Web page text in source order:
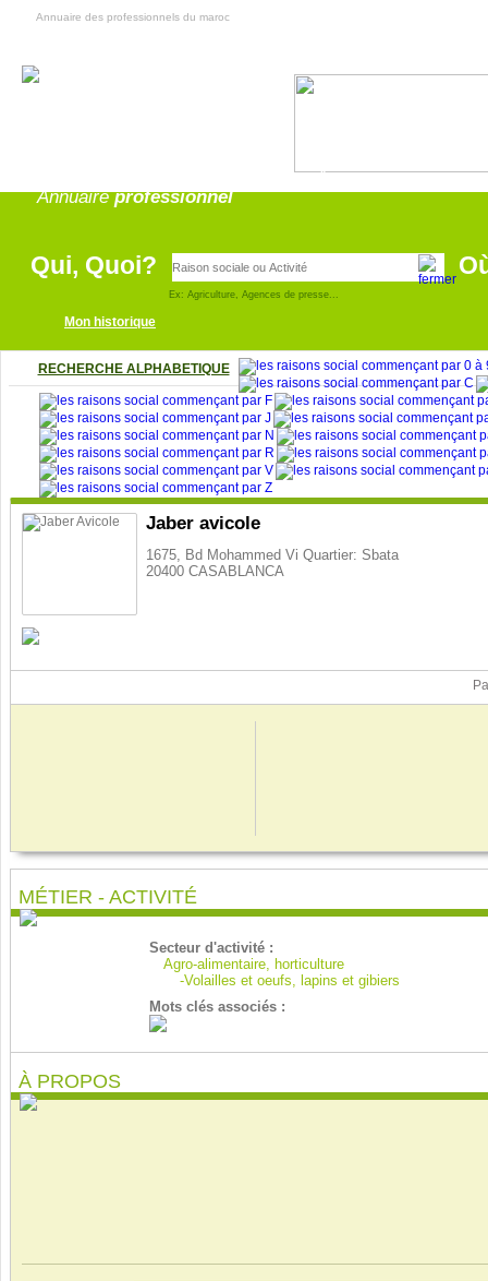
Annuaire des professionnels du maroc
Annuaireprofessionnel
Annoncepro
Qui, Quoi?
Ex: Agriculture, Agences de presse...
Mon historique
RECHERCHE ALPHABETIQUE
Jaber avicole
1675, Bd Mohammed Vi Quartier: Sbata
20400 CASABLANCA
MÉTIER - ACTIVITÉ
Secteur d'activité :
Agro-alimentaire, horticulture
-Volailles et oeufs, lapins et gibiers
Mots clés associés :
À PROPOS